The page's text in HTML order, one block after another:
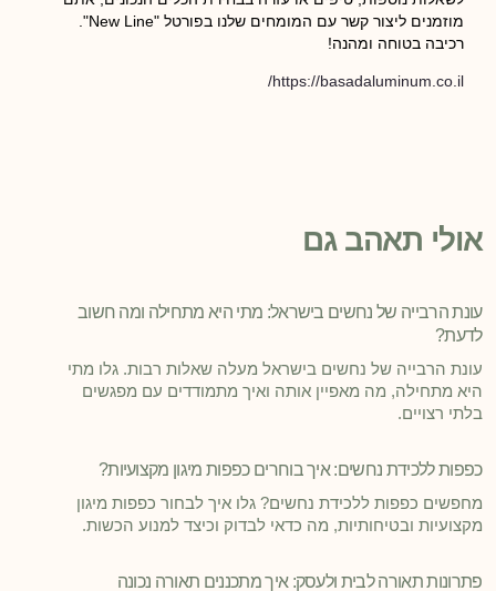
מוזמנים ליצור קשר עם המומחים שלנו בפורטל "New Line".
רכיבה בטוחה ומהנה!
https://basadaluminum.co.il/
אולי תאהב גם
עונת הרבייה של נחשים בישראל: מתי היא מתחילה ומה חשוב
לדעת?
עונת הרבייה של נחשים בישראל מעלה שאלות רבות. גלו מתי
היא מתחילה, מה מאפיין אותה ואיך מתמודדים עם מפגשים
בלתי רצויים.
כפפות ללכידת נחשים: איך בוחרים כפפות מיגון מקצועיות?
מחפשים כפפות ללכידת נחשים? גלו איך לבחור כפפות מיגון
מקצועיות ובטיחותיות, מה כדאי לבדוק וכיצד למנוע הכשות.
פתרונות תאורה לבית ולעסק: איך מתכננים תאורה נכונה